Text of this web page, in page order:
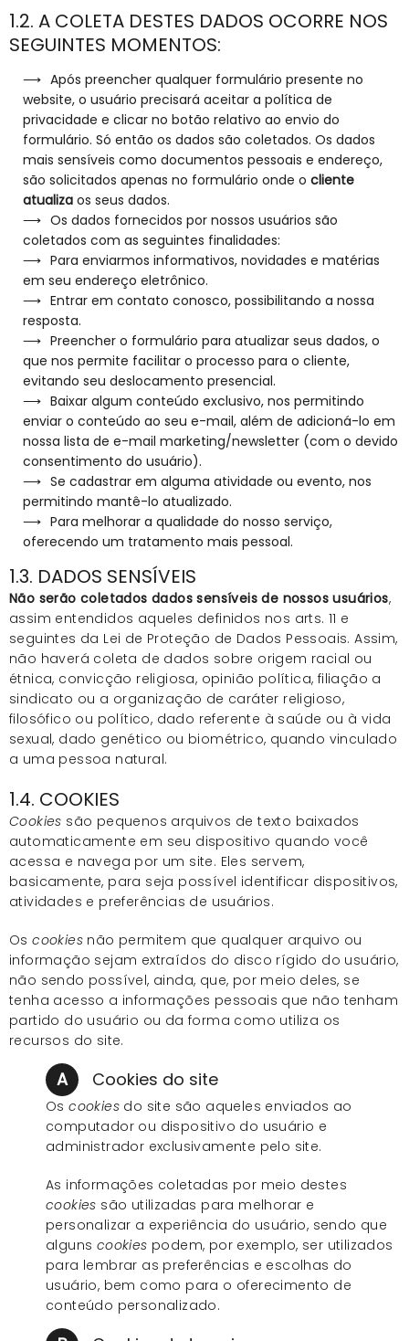
1.2. A COLETA DESTES DADOS OCORRE NOS
SEGUINTES MOMENTOS:
Após preencher qualquer formulário presente no
website, o usuário precisará aceitar a política de
privacidade e clicar no botão relativo ao envio do
formulário. Só então os dados são coletados. Os dados
mais sensíveis como documentos pessoais e endereço,
são solicitados apenas no formulário onde o cliente
atualiza os seus dados.
Os dados fornecidos por nossos usuários são
coletados com as seguintes finalidades:
Para enviarmos informativos, novidades e matérias
em seu endereço eletrônico.
Entrar em contato conosco, possibilitando a nossa
resposta.
Preencher o formulário para atualizar seus dados, o
que nos permite facilitar o processo para o cliente,
evitando seu deslocamento presencial.
Baixar algum conteúdo exclusivo, nos permitindo
enviar o conteúdo ao seu e-mail, além de adicioná-lo em
nossa lista de e-mail marketing/newsletter (com o devido
consentimento do usuário).
Se cadastrar em alguma atividade ou evento, nos
permitindo mantê-lo atualizado.
Para melhorar a qualidade do nosso serviço,
oferecendo um tratamento mais pessoal.
1.3. DADOS SENSÍVEIS
Não serão coletados dados sensíveis de nossos usuários,
assim entendidos aqueles definidos nos arts. 11 e
seguintes da Lei de Proteção de Dados Pessoais. Assim,
não haverá coleta de dados sobre origem racial ou
étnica, convicção religiosa, opinião política, filiação a
sindicato ou a organização de caráter religioso,
filosófico ou político, dado referente à saúde ou à vida
sexual, dado genético ou biométrico, quando vinculado
a uma pessoa natural.
1.4. COOKIES
Cookies são pequenos arquivos de texto baixados
automaticamente em seu dispositivo quando você
acessa e navega por um site. Eles servem,
basicamente, para seja possível identificar dispositivos,
atividades e preferências de usuários.
Oscookies não permitem que qualquer arquivo ou
informação sejam extraídos do disco rígido do usuário,
não sendo possível, ainda, que, por meio deles, se
tenha acesso a informações pessoais que não tenham
partido do usuário ou da forma como utiliza os
recursos do site.
A Cookies do site
Oscookies do site são aqueles enviados ao
computador ou dispositivo do usuário e
administrador exclusivamente pelo site.
As informações coletadas por meio destes
cookies são utilizadas para melhorar e
personalizar a experiência do usuário, sendo que
alguns cookies podem, por exemplo, ser utilizados
para lembrar as preferências e escolhas do
usuário, bem como para o oferecimento de
conteúdo personalizado.